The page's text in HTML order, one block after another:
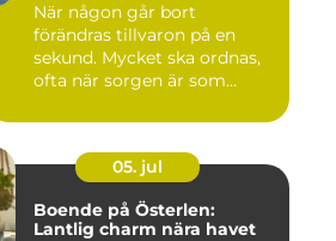
När någon går bort
förändras tillvaron på en
sekund. Mycket ska ordnas,
ofta när sorgen är som
05. jul
Boende på Österlen:
Lantlig charm nära havet